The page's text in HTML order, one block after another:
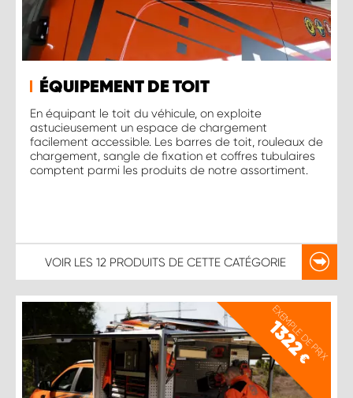
ÉQUIPEMENT DE TOIT
En équipant le toit du véhicule, on exploite
astucieusement un espace de chargement
facilement accessible. Les barres de toit, rouleaux de
chargement, sangle de fixation et coffres tubulaires
comptent parmi les produits de notre assortiment.
VOIR LES 12 PRODUITS DE CETTE CATÉGORIE
EXEMPLE DE PRIX
1322
€